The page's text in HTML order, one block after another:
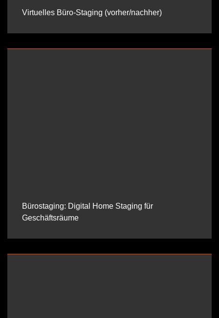
Virtuelles Büro-Staging (vorher/nachher)
Bürostaging: Digital Home Staging für
Geschäftsräume